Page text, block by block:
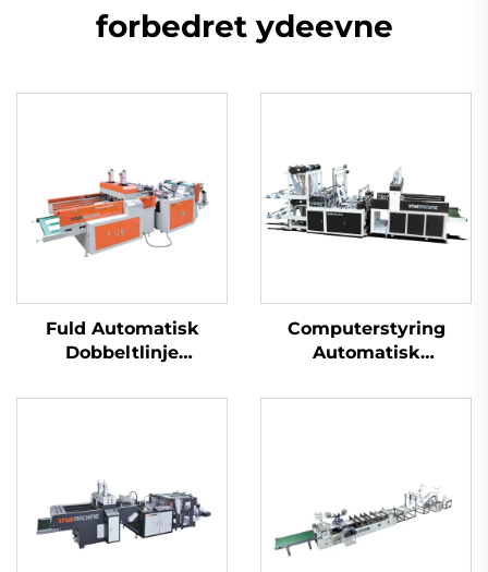
forbedret ydeevne
Fuld Automatisk
Dobbeltlinje
T-shirt Sak Produktion
Computerstyring
Automatisk